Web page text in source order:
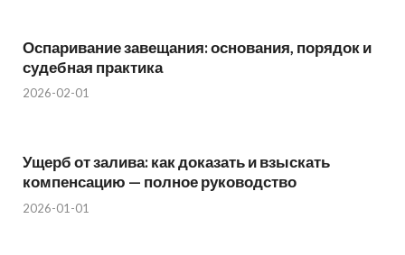
Оспаривание завещания: основания, порядок и
судебная практика
2026-02-01
Ущерб от залива: как доказать и взыскать
компенсацию — полное руководство
2026-01-01